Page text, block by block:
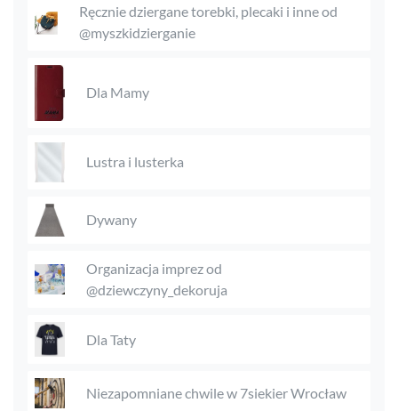
Ręcznie dziergane torebki, plecaki i inne od
@myszkidzierganie
Dla Mamy
Lustra i lusterka
Dywany
Organizacja imprez od
@dziewczyny_dekoruja
Dla Taty
Niezapomniane chwile w 7siekier Wrocław